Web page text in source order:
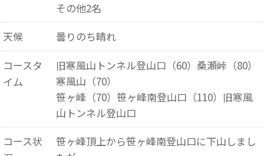
その他2名
天候
曇りのち晴れ
コースタ
イム
旧寒風山トンネル登山口（60）桑瀬峠（80）
寒風山（70）
笹ヶ峰（70）笹ヶ峰南登山口（110）旧寒風
山トンネル登山口
コース状
笹ヶ峰頂上から笹ヶ峰南登山口に下山しまし